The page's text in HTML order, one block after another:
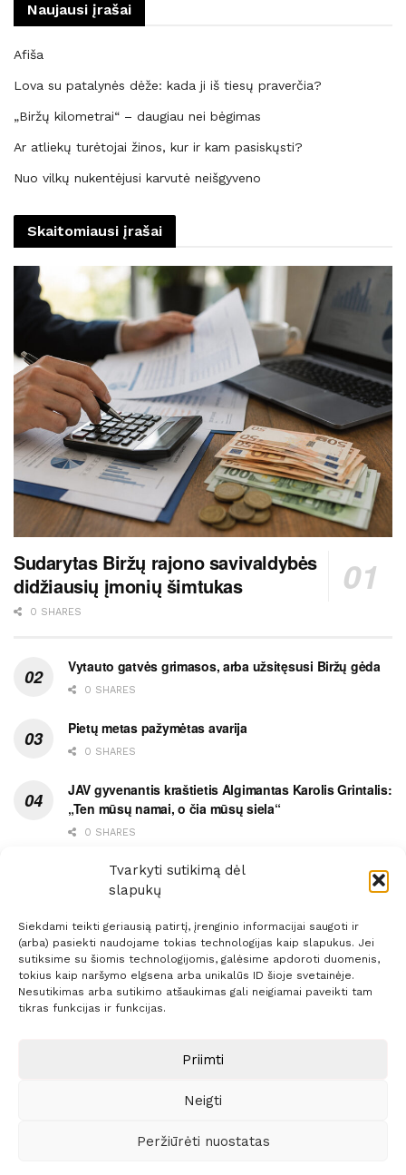
Tvarkyti sutikimą dėl
slapukų
Siekdami teikti geriausią patirtį, įrenginio informacijai saugoti ir
(arba) pasiekti naudojame tokias technologijas kaip slapukus. Jei
sutiksime su šiomis technologijomis, galėsime apdoroti duomenis,
tokius kaip naršymo elgsena arba unikalūs ID šioje svetainėje.
Nesutikimas arba sutikimo atšaukimas gali neigiamai paveikti tam
tikras funkcijas ir funkcijas.
Priimti
Neigti
Peržiūrėti nuostatas
Naujausi įrašai
Afiša
Lova su patalynės dėže: kada ji iš tiesų praverčia?
„Biržų kilometrai“ – daugiau nei bėgimas
Ar atliekų turėtojai žinos, kur ir kam pasiskųsti?
Nuo vilkų nukentėjusi karvutė neišgyveno
Skaitomiausi įrašai
Sudarytas Biržų rajono savivaldybės
didžiausių įmonių šimtukas
0 SHARES
Vytauto gatvės grimasos, arba užsitęsusi Biržų gėda
0 SHARES
Pietų metas pažymėtas avarija
0 SHARES
JAV gyvenantis kraštietis Algimantas Karolis Grintalis:
„Ten mūsų namai, o čia mūsų siela“
0 SHARES
Ypatingas dviejų medikių likimo ryšys
0 SHARES
Prenumerata Reklama
Sprendimas:ITBrolis